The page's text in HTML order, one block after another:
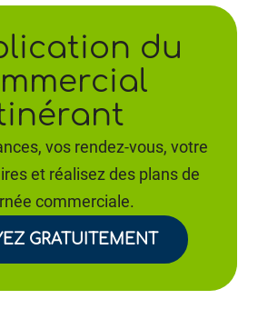
du
vos rendez-vous, votre
et réalisez des plans de
commerciale.
GRATUITEMENT